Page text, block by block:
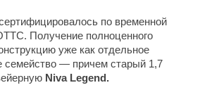
по временной
Получение полноценного
уже как отдельное
семейство — причем старый 1,7
Niva Legend.